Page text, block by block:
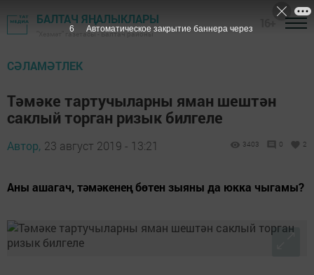
БАЛТАЧ ЯҢАЛЫКЛАРЫ
"Хезмәт" газетасы - Балтач районы
СӘЛАМӘТЛЕК
Тәмәке тартучыларны яман шештән
саклый торган ризык билгеле
Автор, 23 август 2019 - 13:21 3403 0 2
Аны ашагач, тәмәкенең бөтен зыяны да юкка чыгамы?
4 Автоматическое закрытие баннера через